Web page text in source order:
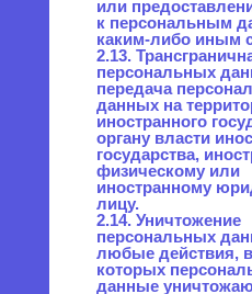
персональных данных
и их законных представителей
в соответствии
с требованиями Закона
о персональных данных;
— сообщать
в уполномоченный орган
по защите прав субъектов
персональных данных
по запросу этого органа
необходимую информацию
в течение 30 дней с даты
получения такого запроса;
— публиковать или иным
образом обеспечивать
неограниченный доступ
к настоящей Политике
в отношении обработки
персональных данных;
— принимать правовые,
организационные
и технические меры для
защиты персональных данных
от неправомерного или